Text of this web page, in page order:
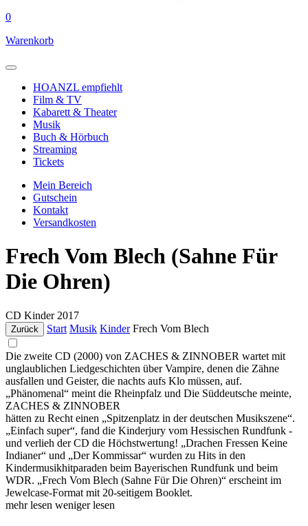
0
Warenkorb
HOANZL empfiehlt
Film & TV
Kabarett & Theater
Musik
Buch & Hörbuch
Streaming
Tickets
Mein Bereich
Gutschein
Kontakt
Versandkosten
Frech Vom Blech (Sahne Für
Die Ohren)
CD Kinder 2017
Zurück Start Musik Kinder Frech Vom Blech
Die zweite CD (2000) von ZACHES & ZINNOBER wartet mit
unglaublichen Liedgeschichten über Vampire, denen die Zähne
ausfallen und Geister, die nachts aufs Klo müssen, auf.
„Phänomenal“ meint die Rheinpfalz und Die Süddeutsche meinte,
ZACHES & ZINNOBER
hätten zu Recht einen „Spitzenplatz in der deutschen Musikszene“.
„Einfach super“, fand die Kinderjury vom Hessischen Rundfunk -
und verlieh der CD die Höchstwertung! „Drachen Fressen Keine
Indianer“ und „Der Kommissar“ wurden zu Hits in den
Kindermusikhitparaden beim Bayerischen Rundfunk und beim
WDR. „Frech Vom Blech (Sahne Für Die Ohren)“ erscheint im
Jewelcase-Format mit 20-seitigem Booklet.
mehr lesen weniger lesen